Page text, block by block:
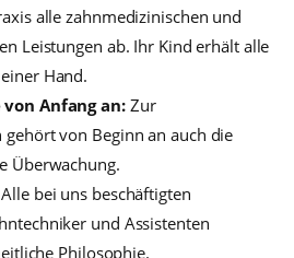
alle zahnmedizinischen und
Leistungen ab. Ihr Kind erhält alle
Hand.
Anfang an:Zur
von Beginn an auch die
Überwachung.
Alle bei uns beschäftigten
und Assistenten
Philosophie.